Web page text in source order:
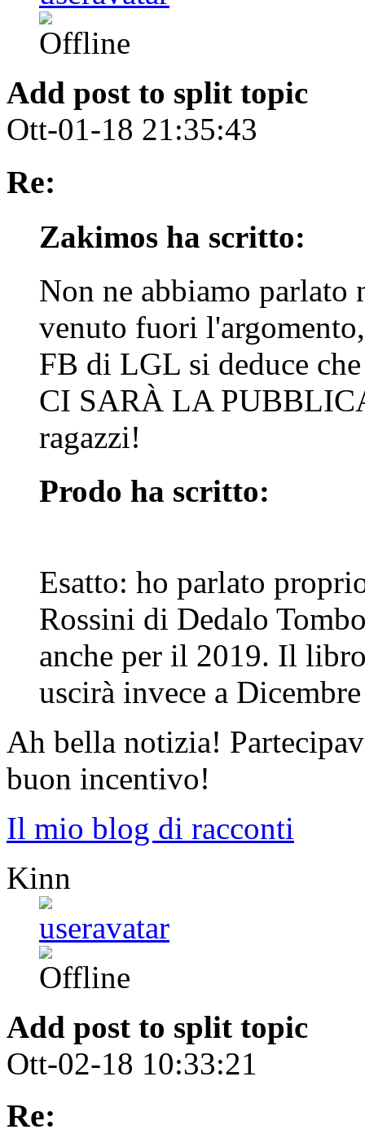
Add post to split topic
Ott-01-18 21:35:43
Re:
Zakimos ha scritto:
Non ne abbiamo parlato
venuto fuori
FB di LGL si deduce
CI SARÀ LA
ragazzi!
Prodo ha scritto:
Esatto: ho parlato
Rossini di Dedalo
anche per il 2019. Il
uscirà invece a
Ah bella notizia!
buon incentivo!
Il mio blog di racconti
Kinn
Add post to split topic
Ott-02-18 10:33:21
Re: